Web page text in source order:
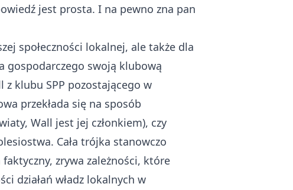
jest prosta. I na pewno zna pan
społeczności lokalnej, ale także dla
gospodarczego swoją klubową
klubu SPP pozostającego w
przekłada się na sposób
Wall jest jej członkiem), czy
Cała trójka stanowczo
zrywa zależności, które
działań władz lokalnych w